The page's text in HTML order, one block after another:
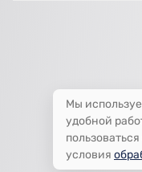
Мы
удобной
условия